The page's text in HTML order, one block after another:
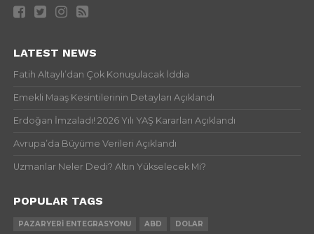
LATEST NEWS
Fatih Altaylı’dan Çok Konuşulacak İddia
Emekli Maaş Kesintilerinin Detayları Açıklandı
Erdoğan İmzaladı! 2026 Yılı YAŞ Kararları Açıklandı
Avrupa’da Büyüme Verileri Açıklandı
Uzmanlar Neler Dedi? Altın Yükselecek Mi?
POPULAR TAGS
PAZARYERI ENTEGRASYONU ABD DOLAR